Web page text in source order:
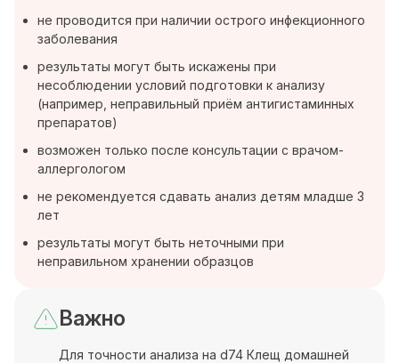
не проводится при наличии острого инфекционного
заболевания
результаты могут быть искажены при
несоблюдении условий подготовки к анализу
(например, неправильный приём антигистаминных
препаратов)
возможен только после консультации с врачом-
аллергологом
не рекомендуется сдавать анализ детям младше 3
лет
результаты могут быть неточными при
неправильном хранении образцов
Важно
Для точности анализа на d74 Клещ домашней